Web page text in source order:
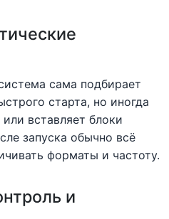
сама подбирает
старта, но иногда
вставляет блоки
запуска обычно всё
форматы и частоту.
и